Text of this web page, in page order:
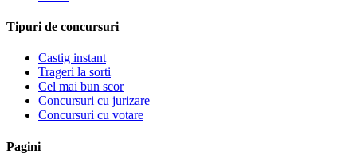
Tipuri de concursuri
Castig instant
Trageri la sorti
Cel mai bun scor
Concursuri cu jurizare
Concursuri cu votare
Pagini